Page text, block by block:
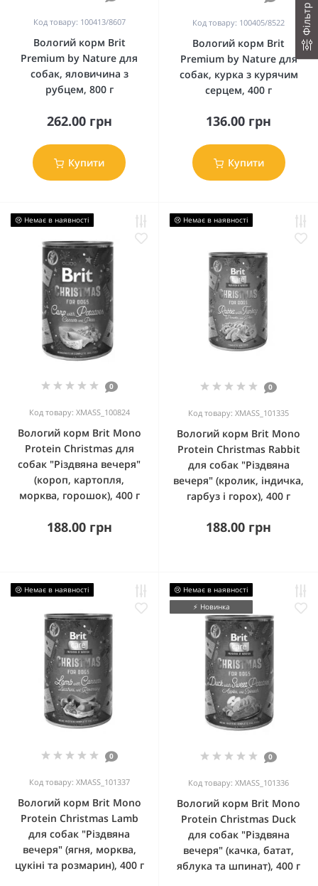
Код товару: 100413/8607
Вологий корм Brit
Premium by Nature для
собак, яловичина з
рубцем, 800 г
262.00 грн
Купити
Код товару: 100405/8522
Вологий корм Brit
Premium by Nature для
собак, курка з курячим
серцем, 400 г
136.00 грн
Купити
😢 Немає в наявності
0
Код товару: XMASS_100824
Вологий корм Brit Mono
Protein Christmas для
собак "Різдвяна вечеря"
(короп, картопля,
морква, горошок), 400 г
188.00 грн
😢 Немає в наявності
0
Код товару: XMASS_101335
Вологий корм Brit Mono
Protein Christmas Rabbit
для собак "Різдвяна
вечеря" (кролик, індичка,
гарбуз і горох), 400 г
188.00 грн
😢 Немає в наявності
0
Код товару: XMASS_101337
Вологий корм Brit Mono
Protein Christmas Lamb
для собак "Різдвяна
вечеря" (ягня, морква,
цукіні та розмарин), 400 г
😢 Немає в наявності
⚡️ Новинка
0
Код товару: XMASS_101336
Вологий корм Brit Mono
Protein Christmas Duck
для собак "Різдвяна
вечеря" (качка, батат,
яблука та шпинат), 400 г